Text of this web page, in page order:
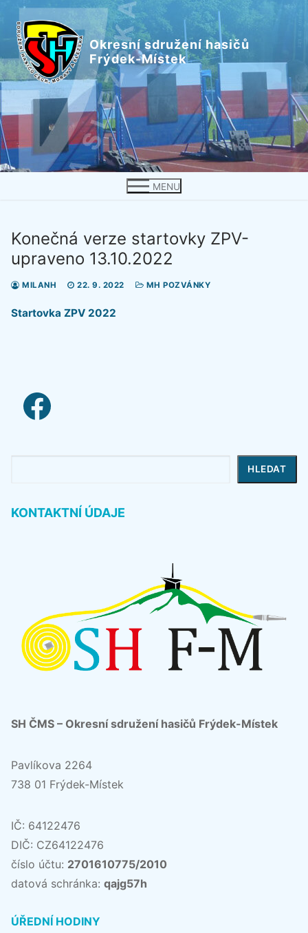
Přeskočit
obsah
Okresní sdružení hasičů
Frýdek-Místek
MENU
Konečná verze startovky ZPV-
upraveno 13.10.2022
MILANH 22. 9. 2022 MH POZVÁNKY
Startovka ZPV 2022
facebook link
HLEDAT
KONTAKTNÍ ÚDAJE
SH ČMS – Okresní sdružení hasičů Frýdek-Místek
Pavlíkova 2264
738 01 Frýdek-Místek
IČ: 64122476
DIČ: CZ64122476
číslo účtu: 2701610775/2010
datová schránka: qajg57h
ÚŘEDNÍ HODINY